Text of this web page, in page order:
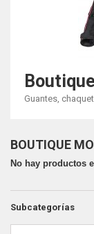
Guantes,
BOUTIQUE
No hay productos
Subcategorías